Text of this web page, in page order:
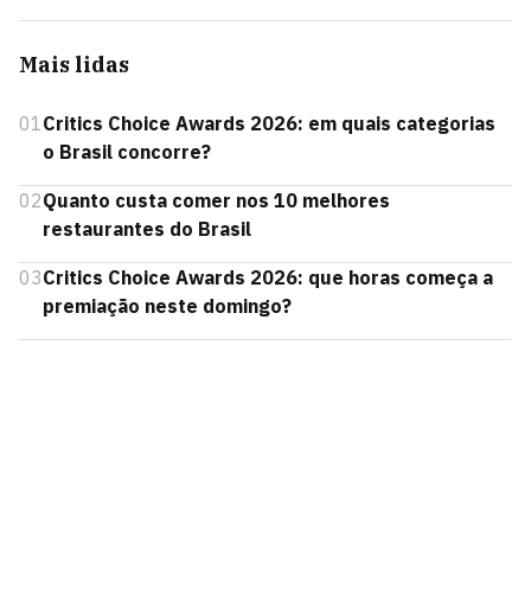
Mais lidas
01Critics Choice Awards 2026: em quais categorias
o Brasil concorre?
02Quanto custa comer nos 10 melhores
restaurantes do Brasil
03Critics Choice Awards 2026: que horas começa a
premiação neste domingo?